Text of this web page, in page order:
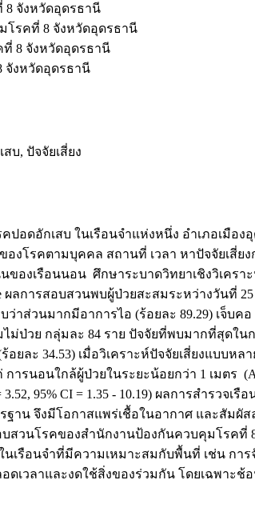
จังหวัดอุดรธานี
โรคที่ 8 จังหวัดอุดรธานี
8 จังหวัดอุดรธานี
จังหวัดอุดรธานี
บ, ปัจจัยเสี่ยง
ดอักเสบ ในเรือนจำแห่งหนึ่ง อำเภอเมือ
งโรคตามบุคคล สถานที่ เวลา หาปัจจัยเสี่
เรือนนอน ศึกษาระบาดวิทยาเชิงวิเคราะ
ผลการสอบสวนพบผู้ป่วยสะสมระหว่างวันที่
าส่วนมากมีอาการไอ (ร้อยละ 89.29) เจ็บค
ป่วย กลุ่มละ 84 ราย ปัจจัยที่พบมากที่สุดใ
ละ 34.53) เมื่อวิเคราะห์ปัจจัยเสี่ยงแบบหล
นอนใกล้ผู้ป่วยในระยะน้อยกว่า 1 เมตร
95% CI = 1.35 - 10.19) ผลการสำร
าน จึงมีโอกาสแพร่เชื้อในอากาศ และสัม
วนโรคของสำนักงานป้องกันควบคุมโรคที่
เรือนจำที่มีความเหมาะสมกับพื้นที่ เช่น ก
เวลาและงดใช้สิ่งของร่วมกัน โดยเฉพาะช้